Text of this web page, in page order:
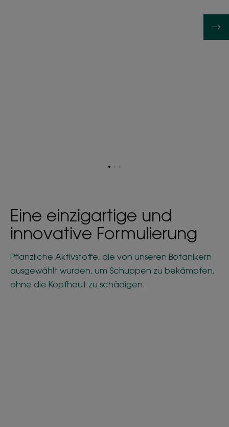
Zum
Eine einzigartige und
innovative Formulierung
Pflanzliche Aktivstoffe, die von unseren Botanikern
ausgewählt wurden, um Schuppen zu bekämpfen,
ohne die Kopfhaut zu schädigen.